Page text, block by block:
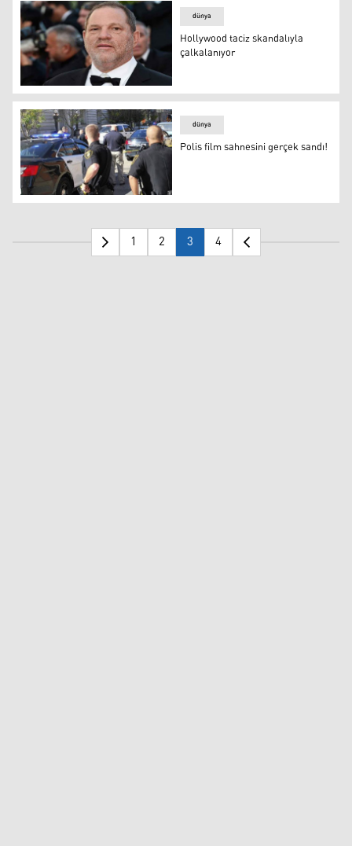
Hollywood taciz skandalıyla çalkalanıyor
dünya
Hollywood taciz skandalıyla
çalkalanıyor
Polis film sahnesini gerçek sandı!
dünya
Polis film sahnesini gerçek sandı!
1 2 3 4